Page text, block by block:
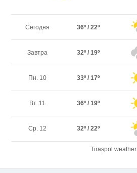
Сегодня 36º / 22º
Завтра 32º / 19º
Пн. 10 33º / 17º
Вт. 11 36º / 19º
Ср. 12 32º / 22º
Tiraspol weather